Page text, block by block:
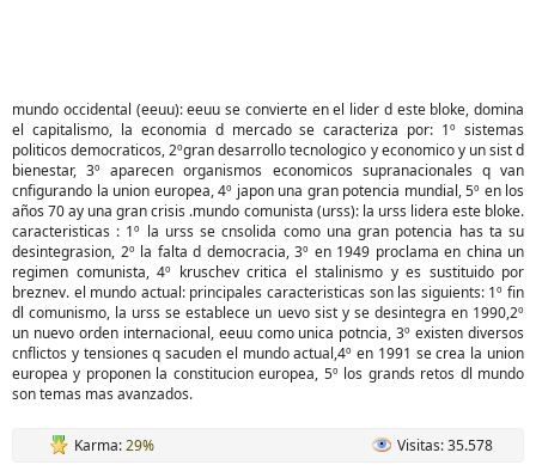
mundo occidental (eeuu): eeuu se convierte en el lider d este bloke, domina
el capitalismo, la economia d mercado se caracteriza por: 1º sistemas
politicos democraticos, 2ºgran desarrollo tecnologico y economico y un sist d
bienestar, 3º aparecen organismos economicos supranacionales q van
cnfigurando la union europea, 4º japon una gran potencia mundial, 5º en los
años 70 ay una gran crisis .mundo comunista (urss): la urss lidera este bloke.
caracteristicas : 1º la urss se cnsolida como una gran potencia has ta su
desintegrasion, 2º la falta d democracia, 3º en 1949 proclama en china un
regimen comunista, 4º kruschev critica el stalinismo y es sustituido por
breznev. el mundo actual: principales caracteristicas son las siguients: 1º fin
dl comunismo, la urss se establece un uevo sist y se desintegra en 1990,2º
un nuevo orden internacional, eeuu como unica potncia, 3º existen diversos
cnflictos y tensiones q sacuden el mundo actual,4º en 1991 se crea la union
europea y proponen la constitucion europea, 5º los grands retos dl mundo
son temas mas avanzados.
Karma:29% Visitas: 35.578